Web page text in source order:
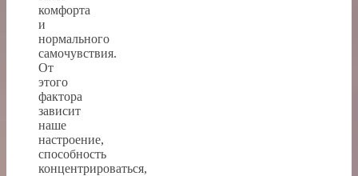
комфорта
и
нормального
самочувствия.
От
этого
фактора
зависит
наше
настроение,
способность
концентрироваться,